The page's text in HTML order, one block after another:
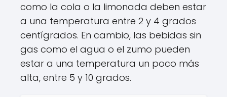
como la cola o la limonada deben estar
a una temperatura entre 2 y 4 grados
centígrados. En cambio, las bebidas sin
gas como el agua o el zumo pueden
estar a una temperatura un poco más
alta, entre 5 y 10 grados.